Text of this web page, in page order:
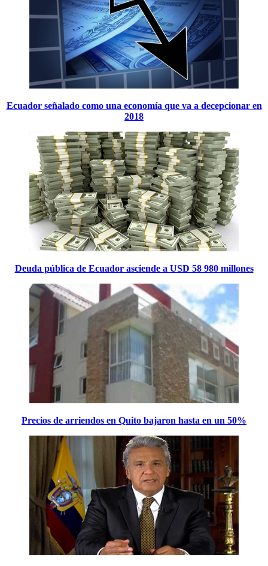
Ecuador señalado como una economía que va a decepcionar en
2018
Deuda pública de Ecuador asciende a USD 58 980 millones
Precios de arriendos en Quito bajaron hasta en un 50%